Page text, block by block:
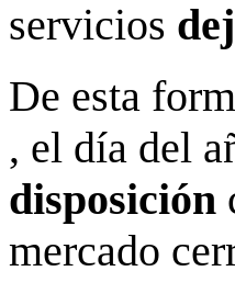
servicios
De esta
, el día del
disposición
mercado